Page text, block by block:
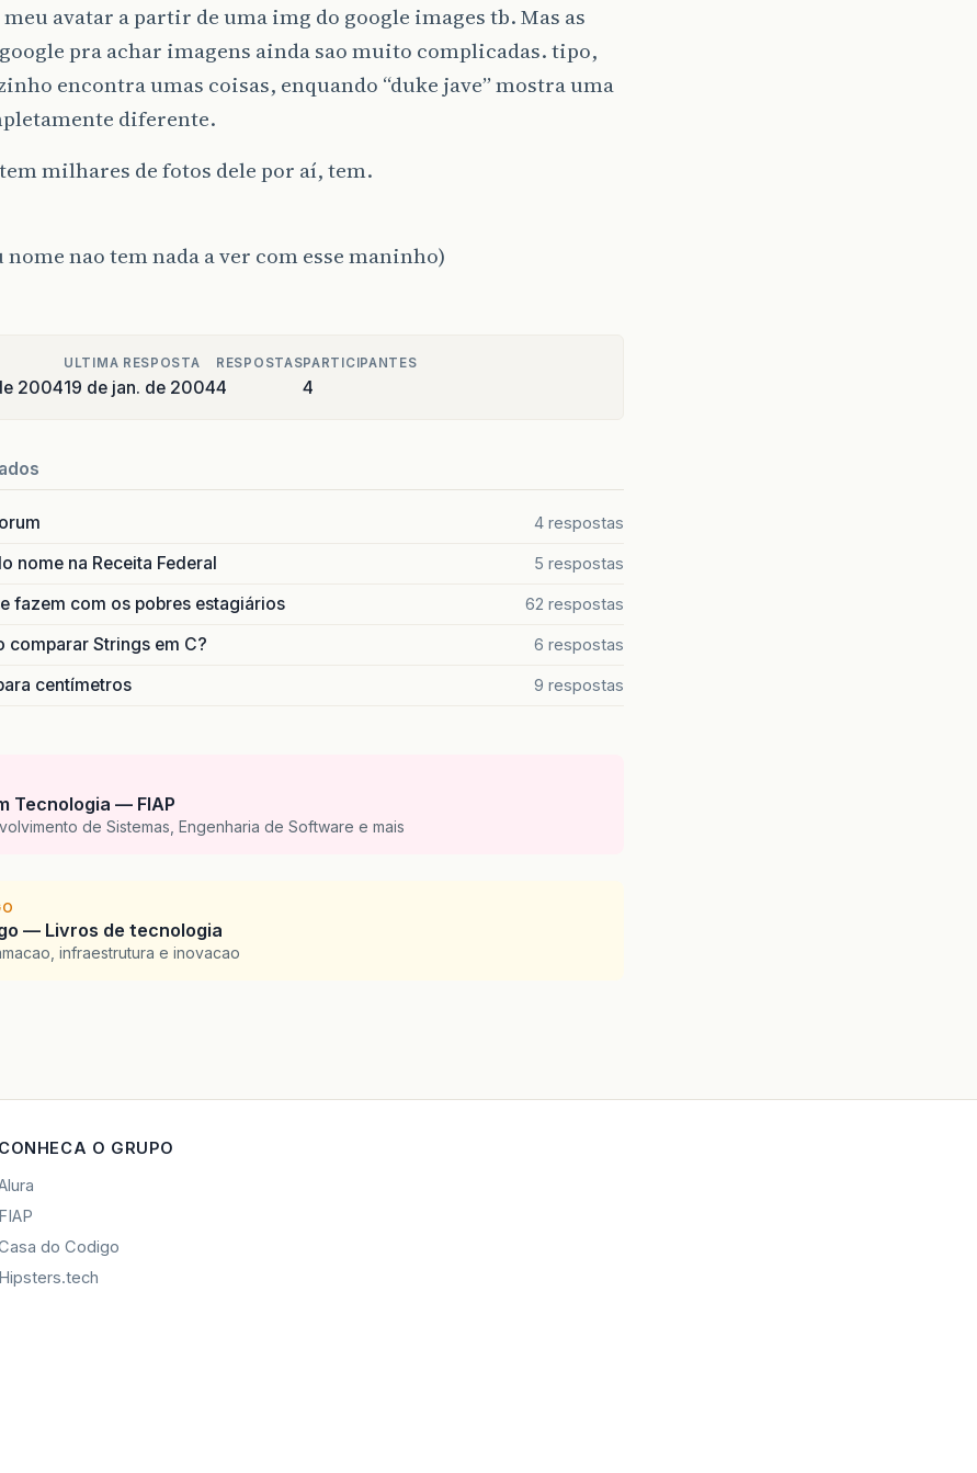
avatar a partir de uma img do google images tb. Mas as
pra achar imagens ainda sao muito complicadas. tipo,
encontra umas coisas, enquando “duke jave” mostra uma
diferente.
milhares de fotos dele por aí, tem.
nome nao tem nada a ver com esse maninho)
2004
ULTIMA RESPOSTA
19 de jan. de 2004
RESPOSTAS
4
PARTICIPANTES
4
4 respostas
nome na Receita Federal 5 respostas
fazem com os pobres estagiários 62 respostas
comparar Strings em C? 6 respostas
centímetros 9 respostas
Tecnologia — FIAP
de Sistemas, Engenharia de Software e mais
— Livros de tecnologia
infraestrutura e inovacao
CONHECA O GRUPO
FIAP
do Codigo
Hipsters.tech